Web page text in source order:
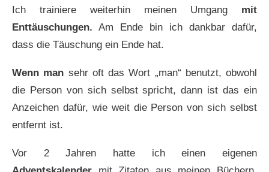
Ich trainiere weiterhin meinen Umgang mit
Enttäuschungen. Am Ende bin ich dankbar dafür,
dass die Täuschung ein Ende hat.
Wenn man sehr oft das Wort „man“ benutzt, obwohl
die Person von sich selbst spricht, dann ist das ein
Anzeichen dafür, wie weit die Person von sich selbst
entfernt ist.
Vor 2 Jahren hatte ich einen eigenen